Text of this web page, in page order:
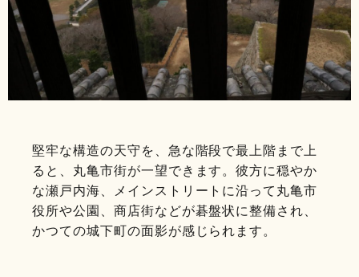
堅牢な構造の天守を、急な階段で最上階まで上
ると、丸亀市街が一望できます。彼方に穏やか
な瀬戸内海、メインストリートに沿って丸亀市
役所や公園、商店街などが碁盤状に整備され、
かつての城下町の面影が感じられます。